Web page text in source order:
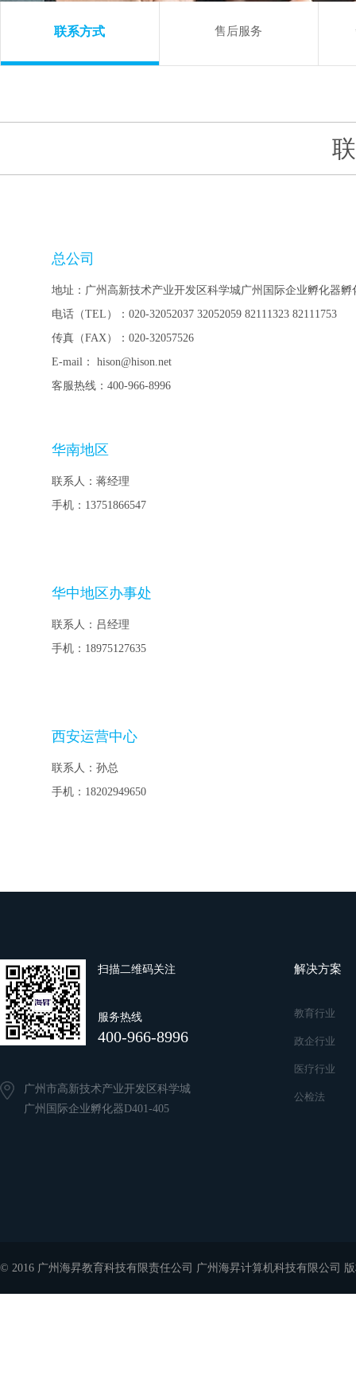
联系方式 售后服务
总公司
地址：广州高新技术产业开发区科学城广州国际企业孵化器孵
电话（TEL）：020-32052037 32052059 82111323 82111753
传真（FAX）：020-32057526
E-mail： hison@hison.net
客服热线：400-966-8996
华南地区
联系人：蒋经理
手机：13751866547
华中地区办事处
联系人：吕经理
手机：18975127635
西安运营中心
联系人：孙总
手机： 18202949650
扫描二维码关注
服务热线
400-966-8996
广州市高新技术产业开发区科学城
广州国际企业孵化器D401-405
解决方案
教育行业
政企行业
医疗行业
公检法
© 2016 广州海昇教育科技有限责任公司 广州海昇计算机科技有限公司